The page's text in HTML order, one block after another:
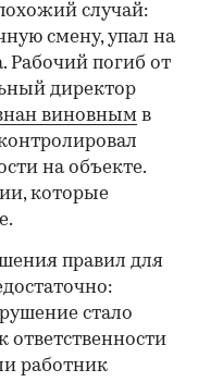
случай:
смену, упал на
Рабочий погиб от
директор
виновным в
на объекте.
которые
правил для
стало
работник